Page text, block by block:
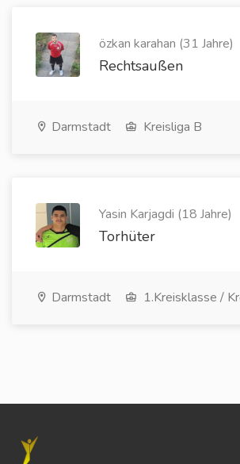
özkan karahan (31 Jahre)
Rechtsaußen
Darmstadt Kreisliga B
Yasin Karjagdi (18 Jahre)
Torhüter
Darmstadt 1.Kreisklasse /